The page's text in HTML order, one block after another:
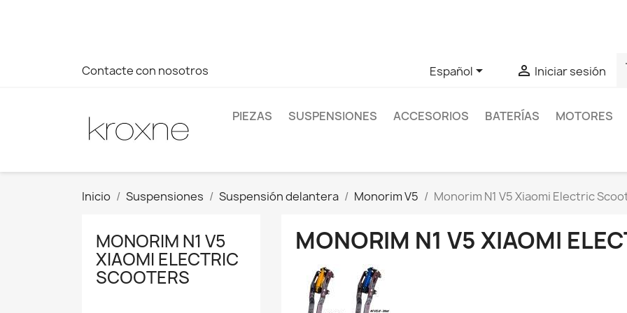
Contacte con nosotros Español  Iniciar sesión
PIEZAS SUSPENSIONES ACCESORIOS BATERÍAS MOTORES
Inicio Suspensiones Suspensión delantera Monorim V5 Monorim N1 V5 Xiaomi Electric
MONORIM N1 V5
XIAOMI ELECTRIC
SCOOTERS
MONORIM N1 V5 XIAOMI